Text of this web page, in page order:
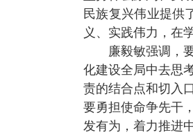
民族复兴伟业提供
义、实践伟力，在
廉毅敏强调，
化建设全局中去思
责的结合点和切入
要勇担使命争先干
发有为，着力推进